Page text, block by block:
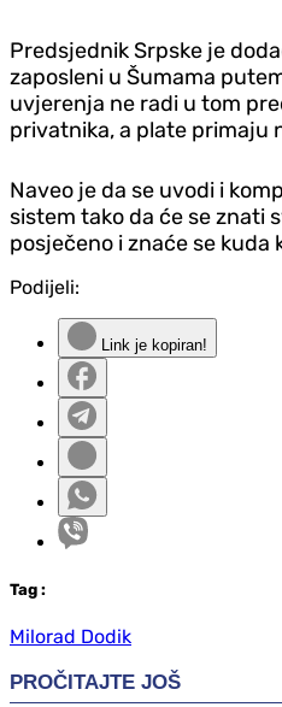
Predsjednik Srpske je
zaposleni u Šumama
uvjerenja ne radi u tom
privatnika, a plate primaju
Naveo je da se uvodi i
sistem tako da će se znati
posječeno i znaće se kuda
Podijeli:
Link je kopiran!
Tag :
Milorad Dodik